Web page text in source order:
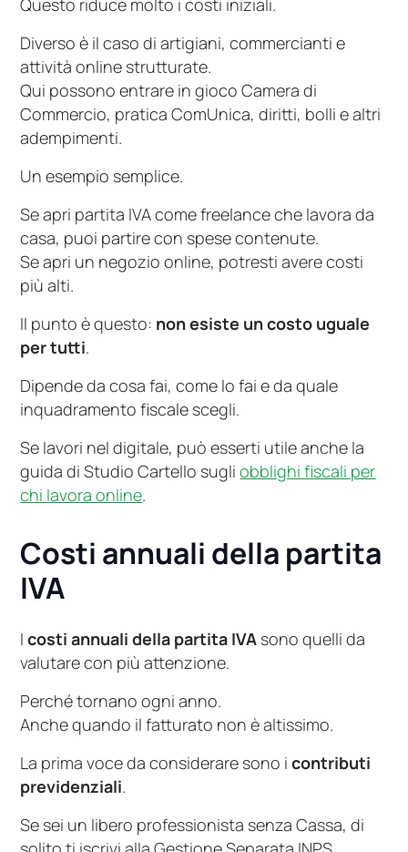
Questo riduce molto i costi iniziali.
Diverso è il caso di artigiani, commercianti e
attività online strutturate.
Qui possono entrare in gioco Camera di
Commercio, pratica ComUnica, diritti, bolli e altri
adempimenti.
Un esempio semplice.
Se apri partita IVA come freelance che lavora da
casa, puoi partire con spese contenute.
Se apri un negozio online, potresti avere costi
più alti.
Il punto è questo: non esiste un costo uguale
per tutti.
Dipende da cosa fai, come lo fai e da quale
inquadramento fiscale scegli.
Se lavori nel digitale, può esserti utile anche la
guida di Studio Cartello sugliobblighi fiscali per
chi lavora online.
Costi annuali della partita
IVA
Icosti annuali della partita IVA sono quelli da
valutare con più attenzione.
Perché tornano ogni anno.
Anche quando il fatturato non è altissimo.
La prima voce da considerare sono icontributi
previdenziali.
Se sei un libero professionista senza Cassa, di